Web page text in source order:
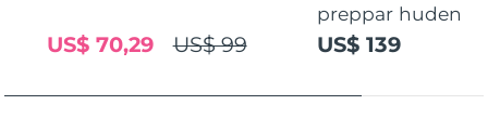
US$ 99
US$ 70,29
preppar huden
US$ 139